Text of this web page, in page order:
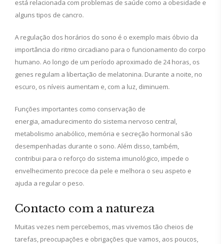
está relacionada com problemas de saúde como a obesidade e
alguns tipos de cancro.
A regulação dos horários do sono é o exemplo mais óbvio da
importância do ritmo circadiano para o funcionamento do corpo
humano. Ao longo de um período aproximado de 24 horas, os
genes regulam a libertação de melatonina. Durante a noite, no
escuro, os níveis aumentam e, com a luz, diminuem.
Funções importantes como conservação de
energia, amadurecimento do sistema nervoso central,
metabolismo anabólico, memória e secreção hormonal são
desempenhadas durante o sono. Além disso, também,
contribui para o reforço do sistema imunológico, impede o
envelhecimento precoce da pele e melhora o seu aspeto e
ajuda a regular o peso.
Contacto com a natureza
Muitas vezes nem percebemos, mas vivemos tão cheios de
tarefas, preocupações e obrigações que vamos, aos poucos,